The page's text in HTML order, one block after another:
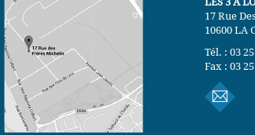
17 Rue
10600 LA
Tél. : 03
Fax : 03